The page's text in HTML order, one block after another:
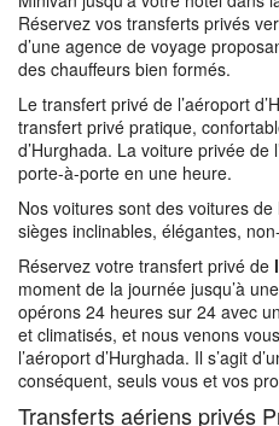
Réservez vos transferts privés
d’une agence de voyage
des chauffeurs bien formés.
Le transfert privé de l’aéroport
transfert privé pratique,
d’Hurghada. La voiture privée de
porte-à-porte en une heure.
Nos voitures sont des voitures
sièges inclinables, élégantes,
Réservez votre transfert privé de
moment de la journée jusqu’à
opérons 24 heures sur 24 avec
et climatisés, et nous venons
l’aéroport d’Hurghada. Il s’agit
conséquent, seuls vous et vos
Transferts aériens privés